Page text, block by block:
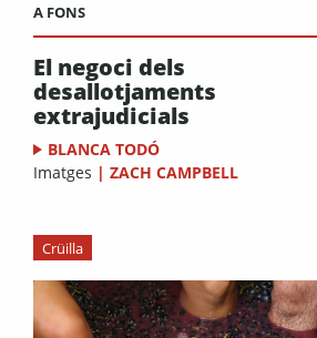
A FONS
El negoci dels
desallotjaments
extrajudicials
BLANCA TODÓ
Imatges | ZACH CAMPBELL
Crüilla